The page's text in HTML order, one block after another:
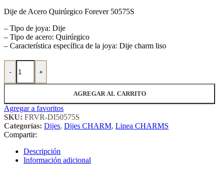
Dije de Acero Quirúrgico Forever 50575S
– Tipo de joya: Dije
– Tipo de acero: Quirúrgico
– Característica específica de la joya: Dije charm liso
-
Dije de Acero Quirúrgico Forever 50575S cantidad
+
AGREGAR AL CARRITO
Agregar a favoritos
SKU: FRVR-DI50575S
Categorías: Dijes, Dijes CHARM, Linea CHARMS
Compartir:
Descripción
Información adicional